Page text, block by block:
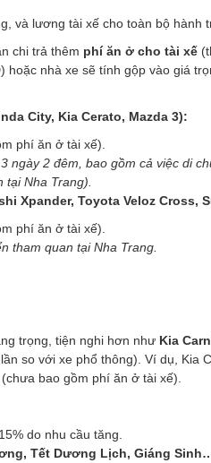
và lương tài xế cho toàn bộ hành
chi trả thêm phí ăn ở cho tài xế
hoặc nhà xe sẽ tính gộp vào giá
City, Kia Cerato, Mazda 3):
phí ăn ở tài xế).
ngày 2 đêm, bao gồm cả việc di
Nha Trang).
Xpander, Toyota Veloz Cross,
phí ăn ở tài xế).
tham quan tại Nha Trang.
trọng, tiện nghi hơn như Kia
so với xe phổ thông). Ví dụ, Kia
(chưa bao gồm phí ăn ở tài xế).
do nhu cầu tăng.
Tết Dương Lịch, Giáng